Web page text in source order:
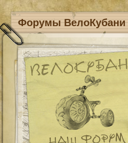
Форумы ВелоКубани